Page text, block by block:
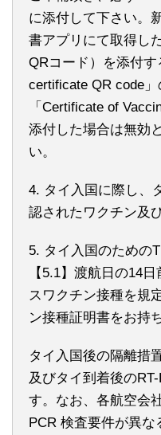
に添付して下さい。
書アプリにて取得し
QRコード）を添付
certificate QR code」
「Certificate of
添付した場合は無効
い。
4. タイ入国に際し、
認されたワクチン及
5. タイ入国のための
【5.1】渡航日の14
スワクチン接種を規
ン接種証明書をお持
タイ入国後の隔離措
及びタイ到着後の
す。なお、各航空会
PCR 検査要件が異